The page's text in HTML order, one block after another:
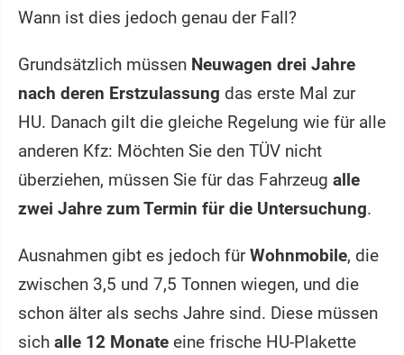
Wann ist dies jedoch genau der Fall?
Grundsätzlich müssen Neuwagen drei Jahre
nach deren Erstzulassung das erste Mal zur
HU. Danach gilt die gleiche Regelung wie für alle
anderen Kfz: Möchten Sie den TÜV nicht
überziehen, müssen Sie für das Fahrzeug alle
zwei Jahre zum Termin für die Untersuchung.
Ausnahmen gibt es jedoch fürWohnmobile, die
zwischen 3,5 und 7,5 Tonnen wiegen, und die
schon älter als sechs Jahre sind. Diese müssen
sich alle 12 Monate eine frische HU-Plakette